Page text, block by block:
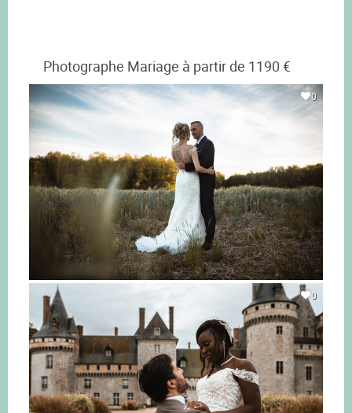
Photographe Mariage à partir de 1190 €
0
0